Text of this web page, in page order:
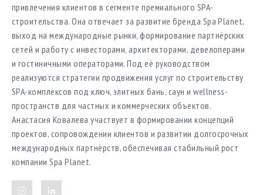
привлечения клиентов в сегменте премиального SPA-
строительства. Она отвечает за развитие бренда Spa Planet,
выход на международные рынки, формирование партнёрских
сетей и работу с инвесторами, архитекторами, девелоперами
и гостиничными операторами. Под её руководством
реализуются стратегии продвижения услуг по строительству
SPA-комплексов под ключ, элитных бань, саун и wellness-
пространств для частных и коммерческих объектов.
Анастасия Ковалева участвует в формировании концепций
проектов, сопровождении клиентов и развитии долгосрочных
международных партнёрств, обеспечивая стабильный рост
компании Spa Planet.